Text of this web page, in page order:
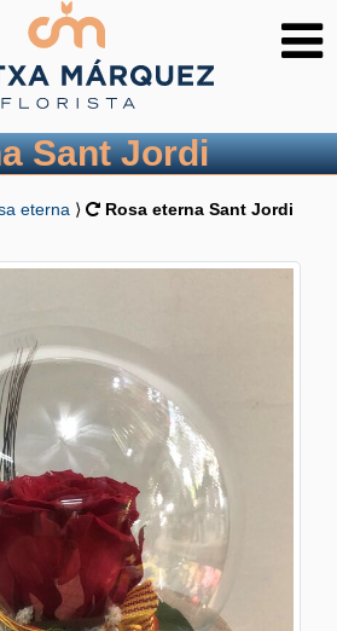
Sant Jordi
eterna ⟩ Rosa eterna Sant Jordi